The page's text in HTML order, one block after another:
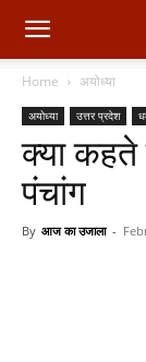
Home अयोध्या
अयोध्या उत्तर प्रदेश
क्या
पंचांग
By आज का उजाला -